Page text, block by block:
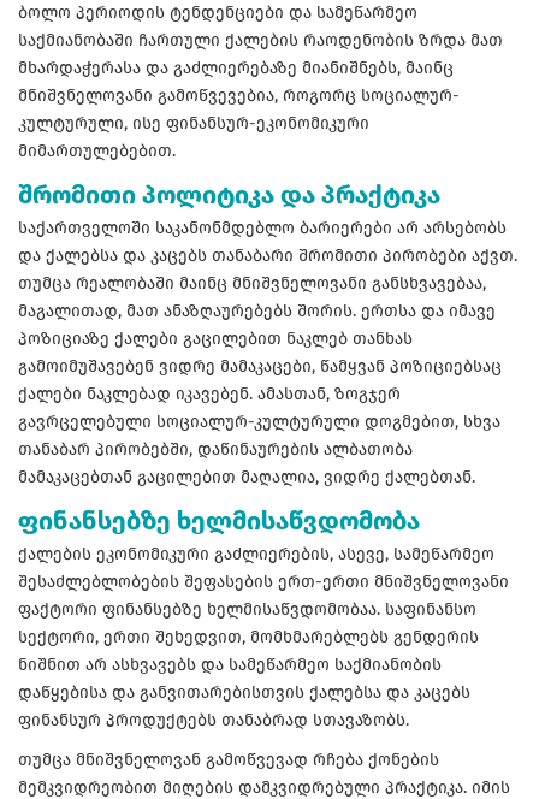
ბოლო პერიოდის ტენდენციები და სამეწარმეო
საქმიანობაში ჩართული ქალების რაოდენობის ზრდა მათ
მხარდაჭერასა და გაძლიერებაზე მიანიშნებს, მაინც
მნიშვნელოვანი გამოწვევებია, როგორც სოციალურ-
კულტურული, ისე ფინანსურ-ეკონომიკური
მიმართულებებით.
შრომითი პოლიტიკა და პრაქტიკა
საქართველოში საკანონმდებლო ბარიერები არ არსებობს
და ქალებსა და კაცებს თანაბარი შრომითი პირობები აქვთ.
თუმცა რეალობაში მაინც მნიშვნელოვანი განსხვავებაა,
მაგალითად, მათ ანაზღაურებებს შორის. ერთსა და იმავე
პოზიციაზე ქალები გაცილებით ნაკლებ თანხას
გამოიმუშავებენ ვიდრე მამაკაცები, წამყვან პოზიციებსაც
ქალები ნაკლებად იკავებენ. ამასთან, ზოგჯერ
გავრცელებული სოციალურ-კულტურული დოგმებით, სხვა
თანაბარ პირობებში, დაწინაურების ალბათობა
მამაკაცებთან გაცილებით მაღალია, ვიდრე ქალებთან.
ფინანსებზე ხელმისაწვდომობა
ქალების ეკონომიკური გაძლიერების, ასევე, სამეწარმეო
შესაძლებლობების შეფასების ერთ-ერთი მნიშვნელოვანი
ფაქტორი ფინანსებზე ხელმისაწვდომობაა. საფინანსო
სექტორი, ერთი შეხედვით, მომხმარებლებს გენდერის
ნიშნით არ ასხვავებს და სამეწარმეო საქმიანობის
დაწყებისა და განვითარებისთვის ქალებსა და კაცებს
ფინანსურ პროდუქტებს თანაბრად სთავაზობს.
თუმცა მნიშვნელოვან გამოწვევად რჩება ქონების
მემკვიდრეობით მიღების დამკვიდრებული პრაქტიკა. იმის